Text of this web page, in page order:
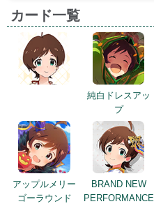
カード一覧
純白ドレスアッ
プ
アップルメリー
ゴーラウンド
BRAND NEW
PERFORMANCE